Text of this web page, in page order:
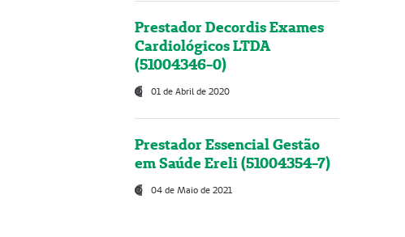
Prestador Decordis Exames
Cardiológicos LTDA
(51004346-0)
01 de Abril de 2020
Prestador Essencial Gestão
em Saúde Ereli (51004354-7)
04 de Maio de 2021